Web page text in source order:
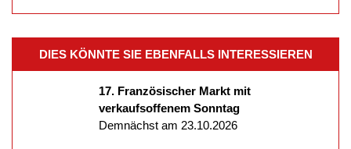
DIES KÖNNTE SIE EBENFALLS INTERESSIEREN
17. Französischer Markt mit
verkaufsoffenem Sonntag
Demnächst am 23.10.2026